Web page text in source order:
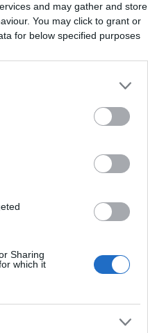
and may gather and store
You may click to grant or
for below specified purposes
Sharing
which it